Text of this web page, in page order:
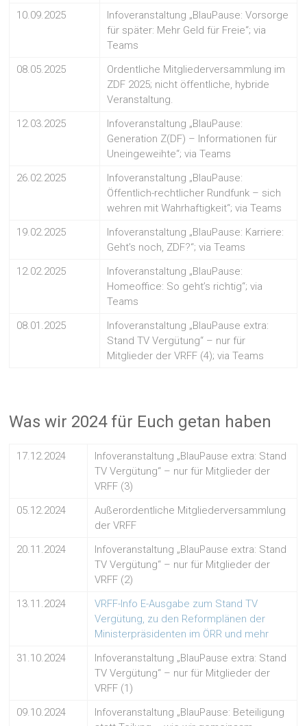
10.09.2025
Infoveranstaltung „BlauPause: Vorsorge
für später: Mehr Geld für Freie“; via
Teams
08.05.2025
Ordentliche Mitgliederversammlung im
ZDF 2025; nicht öffentliche, hybride
Veranstaltung.
12.03.2025
Infoveranstaltung „BlauPause:
Generation Z(DF) – Informationen für
Uneingeweihte“; via Teams
26.02.2025
Infoveranstaltung „BlauPause:
Öffentlich-rechtlicher Rundfunk – sich
wehren mit Wahrhaftigkeit“; via Teams
19.02.2025
Infoveranstaltung „BlauPause: Karriere:
Geht’s noch, ZDF?“; via Teams
12.02.2025
Infoveranstaltung „BlauPause:
Homeoffice: So geht’s richtig“; via
Teams
08.01.2025
Infoveranstaltung „BlauPause extra:
Stand TV Vergütung“ – nur für
Mitglieder der VRFF (4); via Teams
Was wir 2024 für Euch getan haben
17.12.2024
Infoveranstaltung „BlauPause extra: Stand
TV Vergütung“ – nur für Mitglieder der
VRFF (3)
05.12.2024
Außerordentliche Mitgliederversammlung
der VRFF
20.11.2024
Infoveranstaltung „BlauPause extra: Stand
TV Vergütung“ – nur für Mitglieder der
VRFF (2)
13.11.2024
VRFF-Info E-Ausgabe zum Stand TV
Vergütung, zu den Reformplänen der
Ministerpräsidenten im ÖRR und mehr
31.10.2024
Infoveranstaltung „BlauPause extra: Stand
TV Vergütung“ – nur für Mitglieder der
VRFF (1)
09.10.2024
Infoveranstaltung „BlauPause: Beteiligung